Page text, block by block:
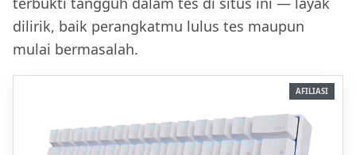
dilirik, baik perangkatmu lulus tes maupun
mulai bermasalah.
AFILIASI